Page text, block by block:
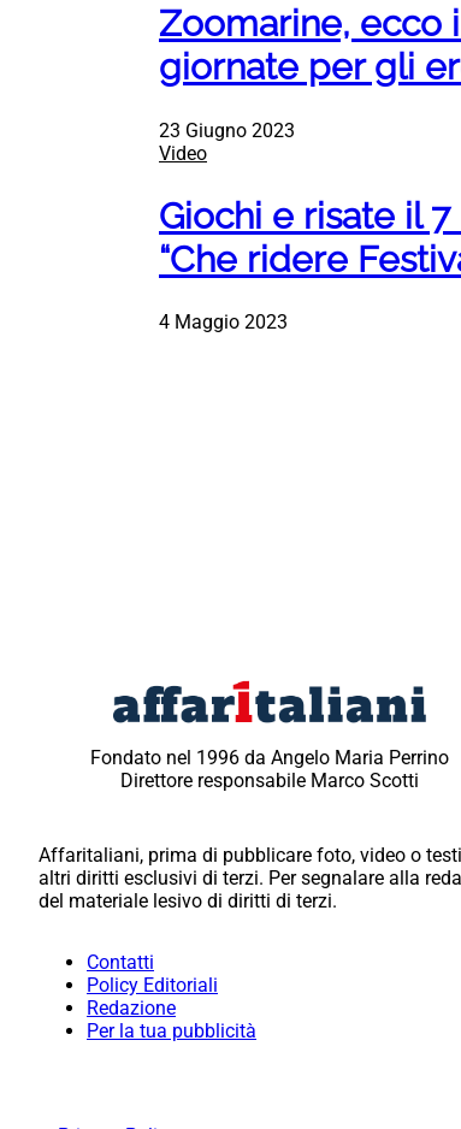
Zoomarine, ecco
giornate per gli
23 Giugno 2023
Video
Giochi e risate il
“Che ridere
4 Maggio 2023
Fondato nel 1996 da Angelo Maria Perrino
Direttore responsabile Marco Scotti
Affaritaliani, prima di pubblicare foto, video o
altri diritti esclusivi di terzi. Per segnalare alla
del materiale lesivo di diritti di terzi.
Contatti
Policy Editoriali
Redazione
Per la tua pubblicità